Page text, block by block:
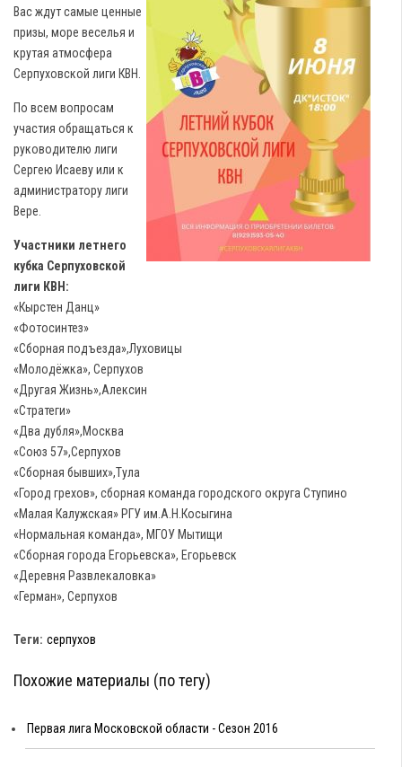
Вас ждут самые ценные
призы, море веселья и
крутая атмосфера
Серпуховской лиги КВН.
По всем вопросам
участия обращаться к
руководителю лиги
Сергею Исаеву или к
администратору лиги
Вере.
Участники летнего
кубка Серпуховской
лиги КВН:
«Кырстен Данц»
«Фотосинтез»
«Сборная подъезда»,Луховицы
«Молодёжка», Серпухов
«Другая Жизнь»,Алексин
«Стратеги»
«Два дубля»,Москва
«Союз 57»,Серпухов
«Сборная бывших»,Тула
«Город грехов», сборная команда городского округа Ступино
«Малая Калужская» РГУ им.А.Н.Косыгина
«Нормальная команда», МГОУ Мытищи
«Сборная города Егорьевска», Егорьевск
«Деревня Развлекаловка»
«Герман», Серпухов
Теги: серпухов
Похожие материалы (по тегу)
Первая лига Московской области - Сезон 2016